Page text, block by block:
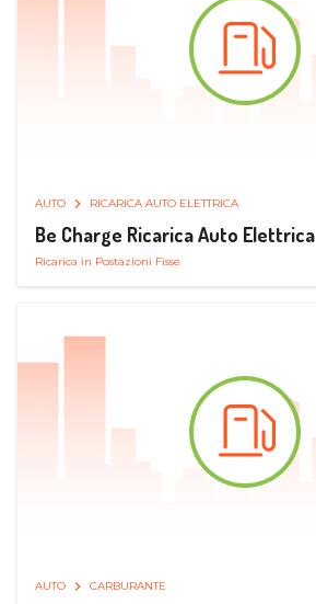
AUTO RICARICA AUTO ELETTRICA
Be Charge Ricarica Auto Elettrica
Ricarica in Postazioni Fisse
AUTO CARBURANTE